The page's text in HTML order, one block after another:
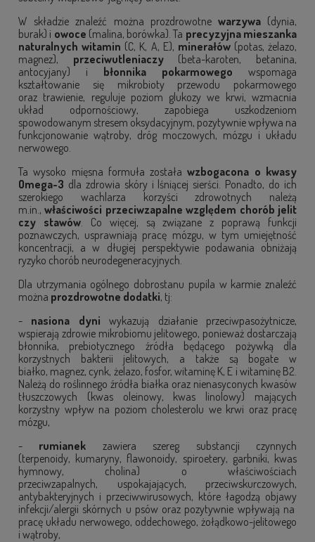
W składzie znaleźć można prozdrowotne warzywa(dynia,
burak) i owoce (malina, borówka). Ta precyzyjna mieszanka
naturalnych witamin (C, K, A, E), minerałów(potas, żelazo,
magnez), przeciwutleniaczy(beta-karoten, betanina,
antocyjany) i błonnika pokarmowego wspomaga
kształtowanie się mikrobioty przewodu pokarmowego
oraz trawienie, reguluje poziom glukozy we krwi, wzmacnia
układ odpornościowy, zapobiega uszkodzeniom
spowodowanym stresem oksydacyjnym, pozytywnie wpływa na
funkcjonowanie wątroby, dróg moczowych, mózgu i układu
nerwowego.
Ta wysoko mięsna formuła zostaławzbogacona o kwasy
Omega-3 dla zdrowia skóry i lśniącej sierści. Ponadto, do ich
szerokiego wachlarza korzyści zdrowotnych należą
m.in.,właściwości przeciwzapalne względem chorób jelit
czy stawów. Co więcej, są związane z poprawą funkcji
poznawczych, usprawniają pracę mózgu, w tym umiejętność
koncentracji, a w długiej perspektywie podawania obniżają
ryzyko chorób neurodegeneracyjnych.
Dla utrzymania ogólnego dobrostanu pupila w karmie znaleźć
można prozdrowotne dodatki, tj:
- nasiona dyni wykazują działanie przeciwpasożytnicze,
wspierają zdrowie mikrobiomu jelitowego, ponieważ dostarczają
błonnika, prebiotycznego źródła będącego pożywką dla
korzystnych bakterii jelitowych, a także są bogate w
białko, magnez, cynk, żelazo, fosfor, witaminę K, E i witaminę B2.
Należą do roślinnego źródła białka oraz nienasyconych kwasów
tłuszczowych (kwas oleinowy, kwas linolowy) mających
korzystny wpływ na poziom cholesterolu we krwi oraz pracę
mózgu,
- rumianek zawiera szereg substancji czynnych
(terpenoidy, kumaryny, flawonoidy, spiroetery, garbniki, kwas
hymnowy, cholina) o właściwościach
przeciwzapalnych, uspokajających, przeciwskurczowych,
antybakteryjnych i przeciwwirusowych, które łagodzą objawy
infekcji/alergii skórnych u psów oraz pozytywnie wpływają na
pracę układu nerwowego, oddechowego, żołądkowo-jelitowego
i wątroby,